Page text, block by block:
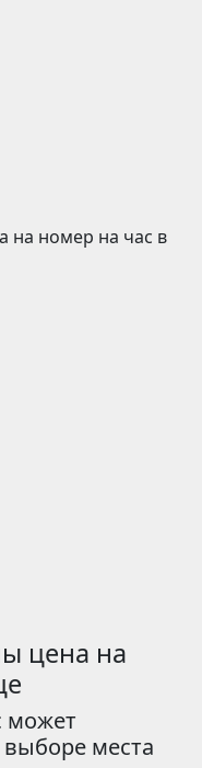
на номер на час в
цена на
может
места